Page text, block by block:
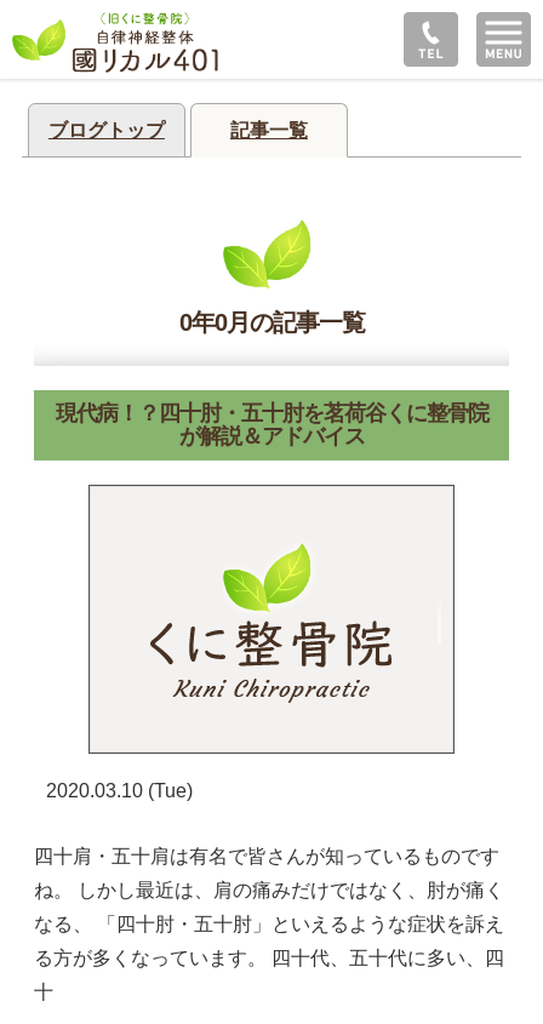
ブログトップ 記事一覧
0年0月の記事一覧
現代病！？四十肘・五十肘を茗荷谷くに整骨院
が解説＆アドバイス
2020.03.10 (Tue)
四十肩・五十肩は有名で皆さんが知っているものです
ね。 しかし最近は、肩の痛みだけではなく、肘が痛く
なる、 「四十肘・五十肘」といえるような症状を訴え
る方が多くなっています。 四十代、五十代に多い、四
十